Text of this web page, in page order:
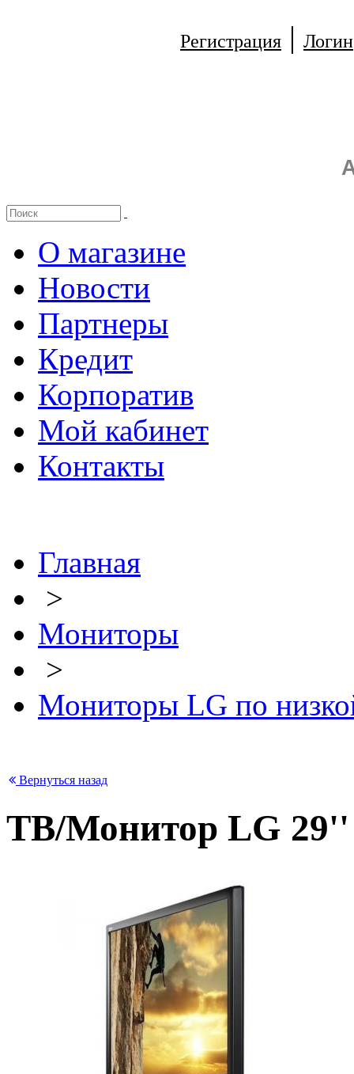
Регистрация | Логин
О магазине
Новости
Партнеры
Кредит
Корпоратив
Мой кабинет
Контакты
Главная
>
Мониторы
>
Мониторы LG по
Вернуться назад
ТВ/Монитор LG 29''